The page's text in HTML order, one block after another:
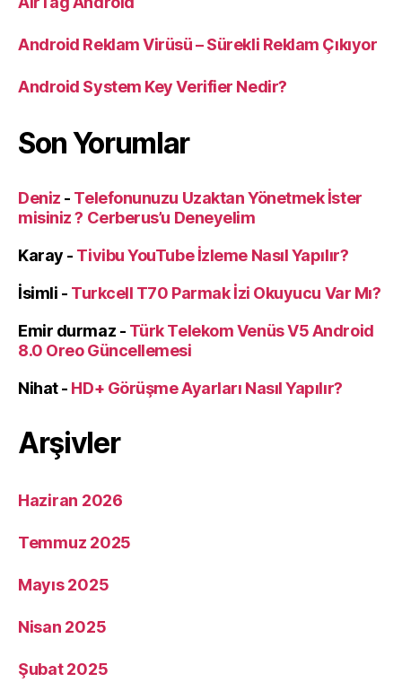
Android Reklam Virüsü – Sürekli Reklam Çıkıyor
Android System Key Verifier Nedir?
Son Yorumlar
Deniz - Telefonunuzu Uzaktan Yönetmek İster
misiniz ? Cerberus’u Deneyelim
Karay - Tivibu YouTube İzleme Nasıl Yapılır?
İsimli - Turkcell T70 Parmak İzi Okuyucu Var Mı?
Emir durmaz - Türk Telekom Venüs V5 Android
8.0 Oreo Güncellemesi
Nihat- HD+ Görüşme Ayarları Nasıl Yapılır?
Arşivler
Haziran 2026
Temmuz 2025
Mayıs 2025
Nisan 2025
Şubat 2025